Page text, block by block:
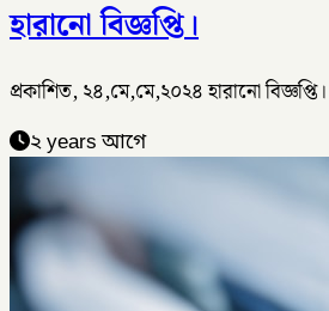
হারানো বিজ্ঞপ্তি।
প্রকাশিত, ২৪,মে,মে,২০২৪ হারানো
২ years আগে